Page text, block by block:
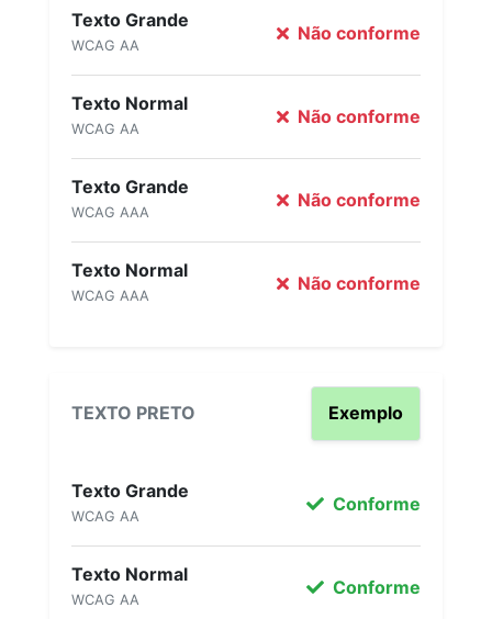
Texto Grande
WCAG AA
Não conforme
Texto Normal
WCAG AA
Não conforme
Texto Grande
WCAG AAA
Não conforme
Texto Normal
WCAG AAA
Não conforme
TEXTO PRETO Exemplo
Texto Grande
WCAG AA
Conforme
Texto Normal
WCAG AA
Conforme